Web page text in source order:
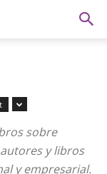
sobre
y libros
y empresarial.